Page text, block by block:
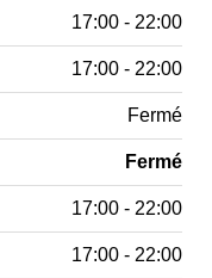
17:00 - 22:00
17:00 - 22:00
Fermé
Fermé
17:00 - 22:00
17:00 - 22:00